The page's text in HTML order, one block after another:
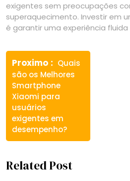
exigentes sem preocupações
superaquecimento. Investir em
é garantir uma experiência fluida
Navegação
de
Post
Proximo
Previous
post:
Quais
são os Melhores
Smartphone
Xiaomi para
usuários
exigentes em
desempenho?
Related Post